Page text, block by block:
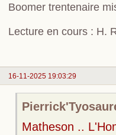
Boomer trentenaire
Lecture en cours : H.
16-11-2025 19:03:29
Matheson ..